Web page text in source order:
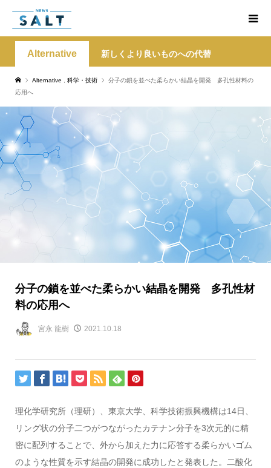
Alternative 新しくより良いものへの代替
Alternative 科学・技術
分子の鎖を並べた柔らかい結晶を開発 多孔性材料の
応用へ
分子の鎖を並べた柔らかい結晶を開発 多孔性材
料の応用へ
宮永 龍樹 2021.10.18
理化学研究所（理研）、東京大学、科学技術振興機構は14日、
リング状の分子二つがつながったカテナン分子を3次元的に精
密に配列することで、外から加えた力に応答する柔らかいゴム
のような性質を示す結晶の開発に成功したと発表した。二酸化